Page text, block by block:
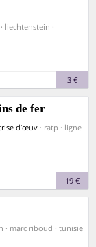
liechtenstein ·
3 €
de fer
d’œuv · ratp · ligne
19 €
· marc riboud · tunisie